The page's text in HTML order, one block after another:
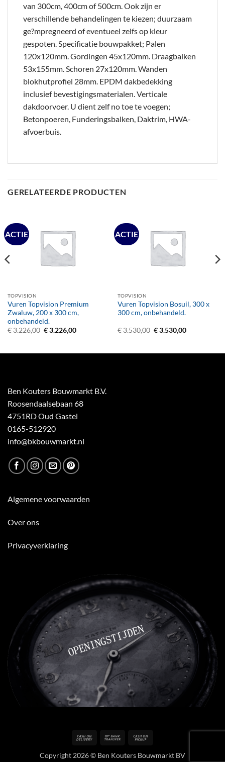
van 300cm, 400cm of 500cm. Ook zijn er
verschillende behandelingen te kiezen; duurzaam
ge?mpregneerd of eventueel zelfs op kleur
gespoten. Specificatie bouwpakket; Palen
120x120mm. Gordingen 45x120mm. Draagbalken
53x155mm. Schoren 27x120mm. Wanden
blokhutprofiel 28mm. EPDM dakbedekking
inclusief bevestigingsmaterialen. Verticale
dakdoorvoer. U dient zelf no toe te voegen;
Betonpoeren, Funderingsbalken, Daktrim, HWA-
afvoerbuis.
GERELATEERDE PRODUCTEN
ACTIE
TOPVISION
Vuren Topvision Premium
Zwaluw, 200 x 300 cm,
onbehandeld.
€3.226,00 Oorspronkelijke
€3.226,00Huidige
ACTIE
TOPVISION
Vuren Topvision Bosuil, 300 x
300 cm, onbehandeld.
€3.530,00 Oorspronkelijke
€3.530,00Huidige
Ben Kouters Bouwmarkt B.V.
Roosendaalsebaan 68
4751RD Oud Gastel
0165-512920
info@bkbouwmarkt.nl
Algemene voorwaarden
Over ons
Privacyverklaring
Cash
Delivery
Bank
Pickup
Copyright 2026 © Ben Kouters Bouwmarkt BV